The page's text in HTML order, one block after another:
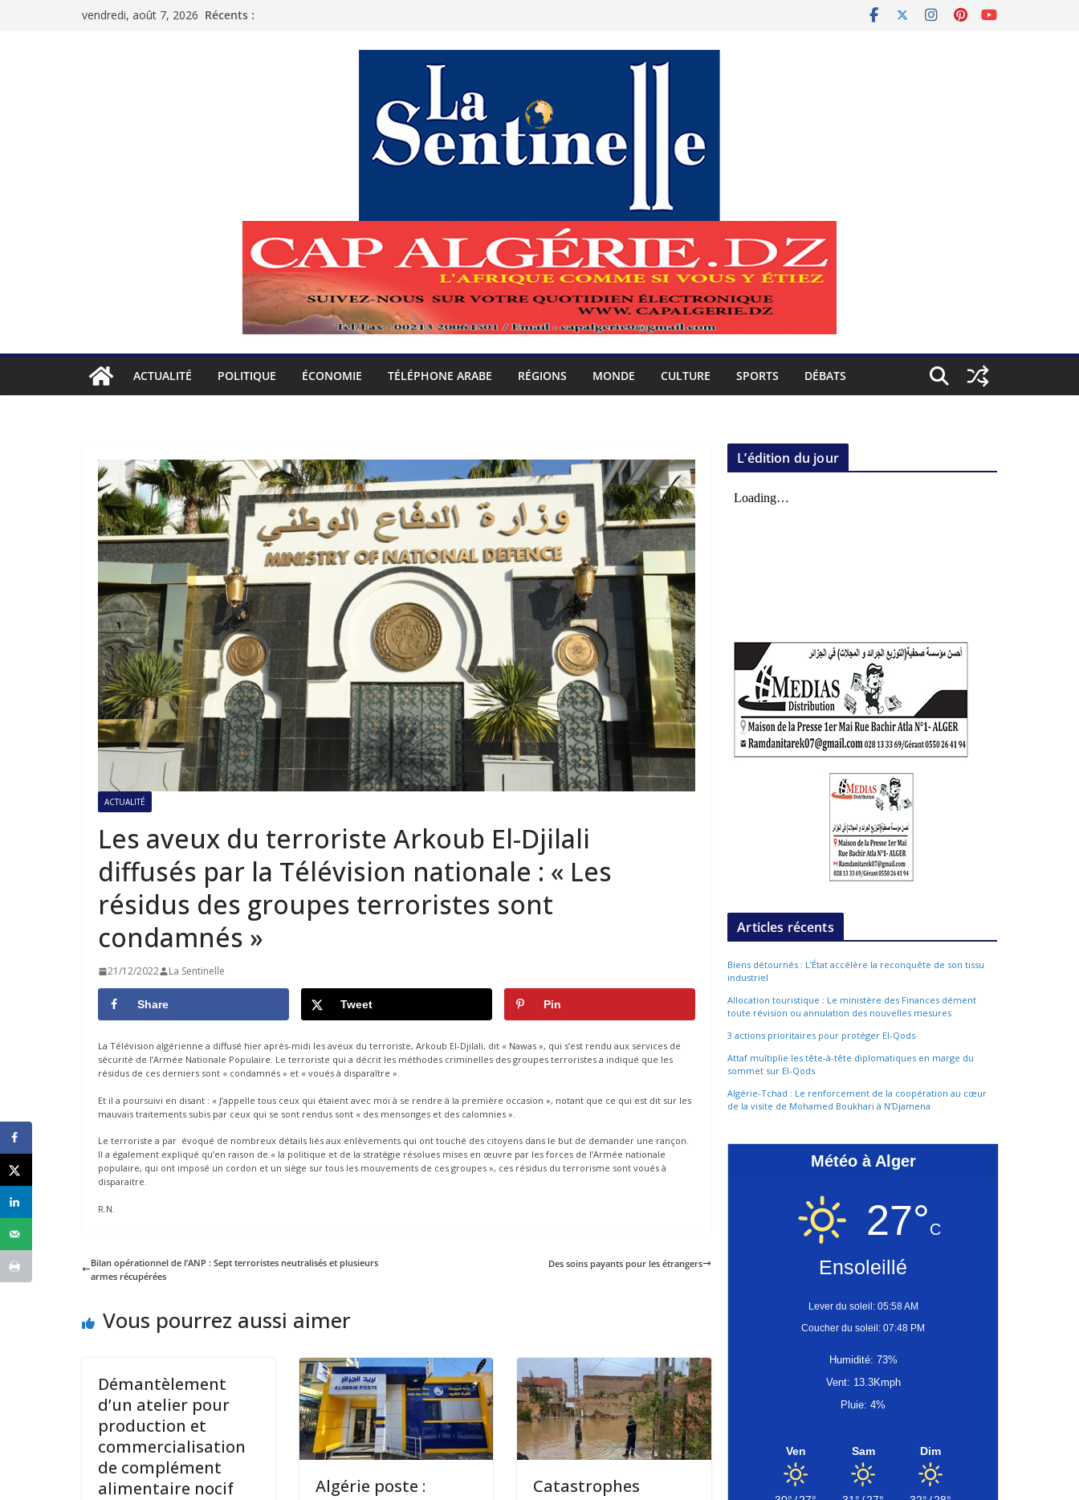
vendredi, août 7, 2026 Récents :
ACTUALITÉ POLITIQUE ÉCONOMIE TÉLÉPHONE ARABE RÉGIONS MONDE CULTURE SPORTS DÉBATS
ACTUALITÉ
Les aveux du terroriste Arkoub El-Djilali
diffusés par la Télévision nationale : « Les
résidus des groupes terroristes sont
condamnés »
21/12/2022 La Sentinelle
Share Tweet Pin
La Télévision algérienne a diffusé hier après-midi les aveux du terroriste, Arkoub El-Djilali, dit « Nawas », qui s’est rendu aux services de
sécurité de l’Armée Nationale Populaire. Le terroriste qui a décrit les méthodes criminelles des groupes terroristes a indiqué que les
résidus de ces derniers sont « condamnés » et « voués à disparaître ».
Et il a poursuivi en disant : « J’appelle tous ceux qui étaient avec moi à se rendre à la première occasion », notant que ce qui est dit sur les
mauvais traitements subis par ceux qui se sont rendus sont « des mensonges et des calomnies ».
Le terroriste a par évoqué de nombreux détails liés aux enlèvements qui ont touché des citoyens dans le but de demander une rançon.
Il a également expliqué qu’en raison de « la politique et de la stratégie résolues mises en œuvre par les forces de l’Armée nationale
populaire, qui ont imposé un cordon et un siège sur tous les mouvements de ces groupes », ces résidus du terrorisme sont voués à
disparaitre.
R.N.
Bilan opérationnel de l’ANP : Sept terroristes neutralisés et plusieurs
armes récupérées
Des soins payants pour les étrangers
Vous pourrez aussi aimer
Démantèlement
d’un atelier pour
production et
commercialisation
de complément
alimentaire nocif
Algérie poste :
Catastrophes
L’édition du jour
Articles récents
Biens détournés : L’État accélère la reconquête de son tissu
industriel
Allocation touristique : Le ministère des Finances dément
toute révision ou annulation des nouvelles mesures
3 actions prioritaires pour protéger El-Qods
Attaf multiplie les tête-à-tête diplomatiques en marge du
sommet sur El-Qods
Algérie-Tchad : Le renforcement de la coopération au cœur
de la visite de Mohamed Boukhari à N’Djamena
Météo à Alger
27°C
Ensoleillé
Lever du soleil: 05:58 AM
Coucher du soleil: 07:48 PM
Humidité: 73%
Vent: 13.3Kmph
Pluie: 4%
Ven Sam Dim